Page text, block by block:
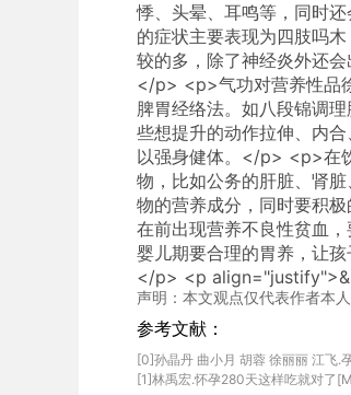
悸、头晕、耳鸣等，同时
的症状主要表现为四肢吗
较的多，除了神经炎外还
</p> <p>气功对营养性品
脾胃经络法。如八段锦调
些想提升的动作拉伸、内
以强身健体。</p> <p>在
物，比如公务的肝脏、肾
物的营养成分，同时要积
在前出现营养不良性贫血
婴儿期要合理的胃养，让
</p> <p
声明：本文观点仅代表作者本
参考文献：
[0]孙晶丹 曲小月 胡蓉 徐丽丽 江飞